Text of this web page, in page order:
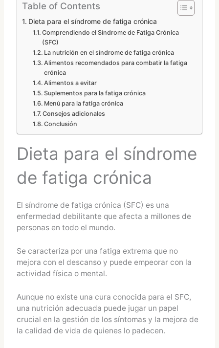
Table of Contents
Dieta para el síndrome de fatiga crónica
Comprendiendo el Síndrome de Fatiga Crónica
(SFC)
La nutrición en el síndrome de fatiga crónica
Alimentos recomendados para combatir la fatiga
crónica
Alimentos a evitar
Suplementos para la fatiga crónica
Menú para la fatiga crónica
Consejos adicionales
Conclusión
Dieta para el síndrome
de fatiga crónica
El síndrome de fatiga crónica (SFC) es una
enfermedad debilitante que afecta a millones de
personas en todo el mundo.
Se caracteriza por una fatiga extrema que no
mejora con el descanso y puede empeorar con la
actividad física o mental.
Aunque no existe una cura conocida para el SFC,
una nutrición adecuada puede jugar un papel
crucial en la gestión de los síntomas y la mejora de
la calidad de vida de quienes lo padecen.